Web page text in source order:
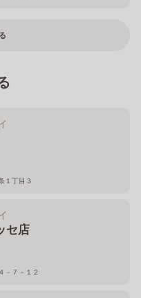
１丁目３
セ店
－７－１２